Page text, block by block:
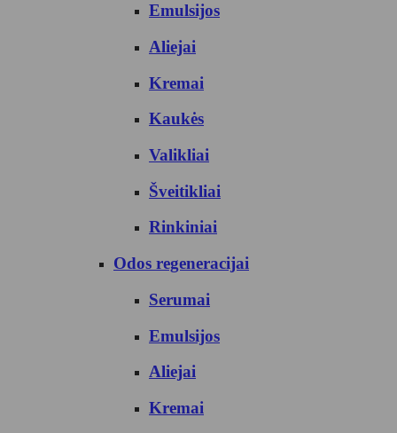
Emulsijos
Aliejai
Kremai
Kaukės
Valikliai
Šveitikliai
Rinkiniai
Odos regeneracijai
Serumai
Emulsijos
Aliejai
Kremai